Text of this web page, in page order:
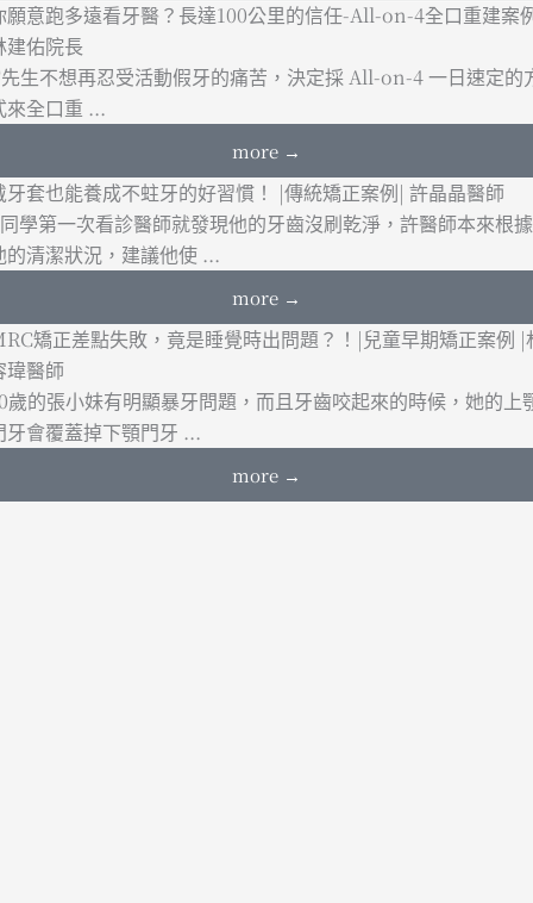
願意跑多遠看牙醫？長達100公里的信任-All-on-4全口重建案
建佑院長
生不想再忍受活動假牙的痛苦，決定採 All-on-4 一日速定的
來全口重 ...
more →
牙套也能養成不蛀牙的好習慣！ |傳統矯正案例| 許晶晶醫師
學第一次看診醫師就發現他的牙齒沒刷乾淨，許醫師本來根據
的清潔狀況，建議他使 ...
more →
矯正差點失敗，竟是睡覺時出問題？！|兒童早期矯正案例 |
瑋醫師
歲的張小妹有明顯暴牙問題，而且牙齒咬起來的時候，她的上
牙會覆蓋掉下顎門牙 ...
more →